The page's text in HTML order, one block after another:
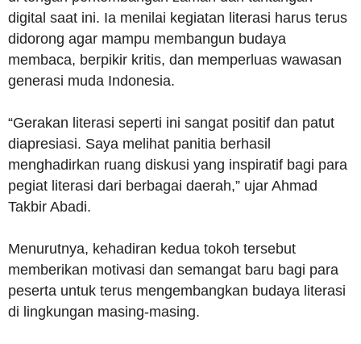
digital saat ini. Ia menilai kegiatan literasi harus terus
didorong agar mampu membangun budaya
membaca, berpikir kritis, dan memperluas wawasan
generasi muda Indonesia.
“Gerakan literasi seperti ini sangat positif dan patut
diapresiasi. Saya melihat panitia berhasil
menghadirkan ruang diskusi yang inspiratif bagi para
pegiat literasi dari berbagai daerah,” ujar Ahmad
Takbir Abadi.
Menurutnya, kehadiran kedua tokoh tersebut
memberikan motivasi dan semangat baru bagi para
peserta untuk terus mengembangkan budaya literasi
di lingkungan masing-masing.